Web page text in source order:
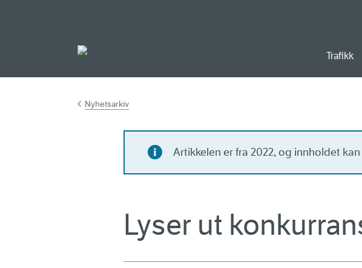
Trafikk
Nyhetsarkiv
Artikkelen er fra 2022, og innholdet
Lyser ut